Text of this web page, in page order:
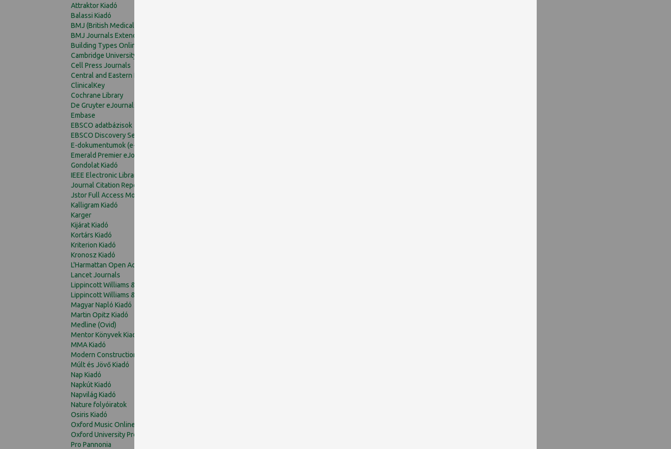
Attraktor Kiadó
Balassi Kiadó
BMJ (British Medical Journal)
BMJ Journals Extended Collection
Building Types Online
Cambridge University Press Journals Full Collection
Cell Press Journals
Central and Eastern European Online Library (CEEOL)
ClinicalKey
Cochrane Library
De Gruyter eJournals – Complete Package
Embase
EBSCO adatbázisok
EBSCO Discovery Service (EDS)
E-dokumentumok (e-folyóiratok, e-könyvek)
Emerald Premier eJournals
Gondolat Kiadó
IEEE Electronic Library
Journal Citation Reports (JCR)
Jstor Full Access Model
Kalligram Kiadó
Karger
Kijárat Kiadó
Kortárs Kiadó
Kriterion Kiadó
Kronosz Kiadó
L'Harmattan Open Access és Archívum
Lancet Journals
Lippincott Williams & Wilkins (LWW) folyóiratok
Lippincott Williams & Wilkins (LWW) e-könyvek
Magyar Napló Kiadó
Martin Opitz Kiadó
Medline (Ovid)
Mentor Könyvek Kiadó
MMA Kiadó
Modern Construction Online
Múlt és Jövő Kiadó
Nap Kiadó
Napkút Kiadó
Napvilág Kiadó
Nature folyóiratok
Osiris Kiadó
Oxford Music Online (Grove Music)
Oxford University Press Journals - Full Collection
Pro Pannonia